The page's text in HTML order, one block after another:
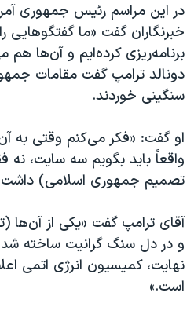
در این مراسم رئیس جمهوری
خبرنگاران گفت «ما گفتگوهایی
برنامه‌ریزی کرده‌ایم و آن‌ها هم
دونالد ترامپ گفت مقامات
سنگینی خوردند.
او گفت: «فکر می‌کنم وقتی به
واقعاً باید بگویم سه سایت، نه
تصمیم جمهوری اسلامی)
آقای ترامپ گفت «یکی از آن‌‌ها
و در دل سنگ گرانیت ساخته
نهایت، کمیسیون انرژی اتمی
است.»